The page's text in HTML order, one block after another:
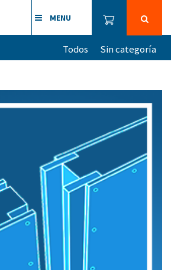
MENU
Todos Sin categoría